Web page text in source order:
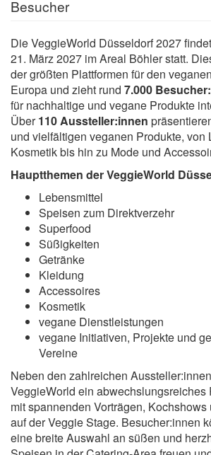
Besucher
Die VeggieWorld Düsseldorf 2027
21. März 2027 im Areal Böhler statt.
der größten Plattformen für den
Europa und zieht rund 7.000
für nachhaltige und vegane Produkte
Über110 Aussteller:innen
und vielfältigen veganen Produkte, von
Kosmetik bis hin zu Mode und
Hauptthemen der VeggieWorld
Lebensmittel
Speisen zum Direktverzehr
Superfood
Süßigkeiten
Getränke
Kleidung
Accessoires
Kosmetik
vegane Dienstleistungen
vegane Initiativen, Projekte und
Vereine
Neben den zahlreichen
VeggieWorld ein abwechslungsreiches
mit spannenden Vorträgen,
auf der Veggie Stage. Besucher:innen
eine breite Auswahl an süßen und